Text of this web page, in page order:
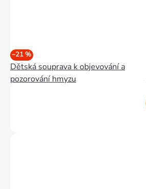
–21 %
Dětská souprava k objevování a
pozorování hmyzu